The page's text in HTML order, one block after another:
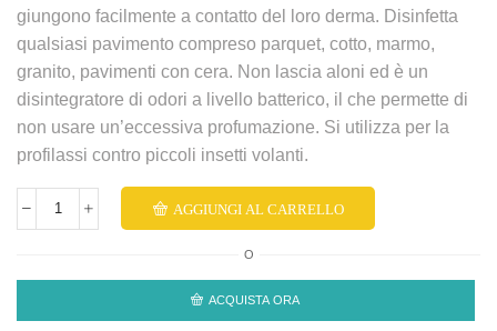
giungono facilmente a contatto del loro derma. Disinfetta
qualsiasi pavimento compreso parquet, cotto, marmo,
granito, pavimenti con cera. Non lascia aloni ed è un
disintegratore di odori a livello batterico, il che permette di
non usare un’eccessiva profumazione. Si utilizza per la
profilassi contro piccoli insetti volanti.
AGGIUNGI AL CARRELLO
O
ACQUISTA ORA